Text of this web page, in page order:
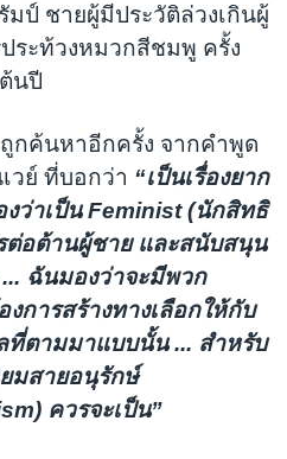
ป์ ชายผู้มีประวัติล่วงเกินผู้
ระท้วงหมวกสีชมพู ครั้ง
นปี
กค้นหาอีกครั้ง จากคำพูด
วย์ ที่บอกว่า “เป็นเรื่องยาก
งว่าเป็น Feminist (นักสิทธิ
ต่อต้านผู้ชาย และสนับสนุน
ฉันมองว่าจะมีพวก
การสร้างทางเลือกให้กับ
ที่ตามมาแบบนั้น ... สำหรับ
มสายอนุรักษ์
ควรจะเป็น”